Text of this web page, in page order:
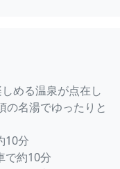
める温泉が点在し
の名湯でゆったりと
10分
で約10分